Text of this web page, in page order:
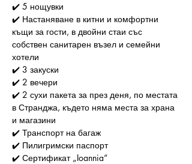
✔️ 5 нощувки
✔️ Настаняване в китни и комфортни
къщи за гости, в двойни стаи със
собствен санитарен възел и семейни
хотели
✔️ 3 закуски
✔️ 2 вечери
✔️ 2 сухи пакета за през деня, по местата
в Странджа, където няма места за храна
и магазини
✔️ Транспорт на багаж
✔️ Пилигримски паспорт
✔️ Сертификат „Ioannia“